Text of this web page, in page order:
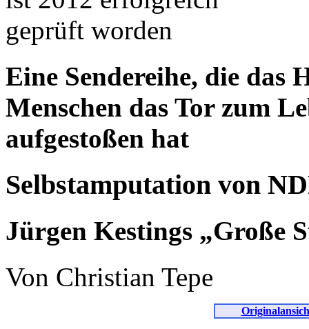
Eine Sendereihe, die das
Menschen das Tor zum
aufgestoßen hat
Selbstamputation von
Jürgen Kestings „Große
Von Christian Tepe